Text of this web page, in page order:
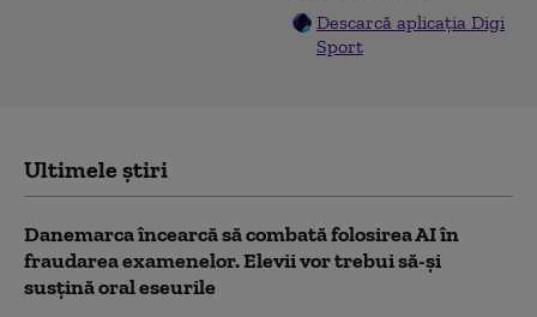
Descarcă aplicația Digi
Sport
Ultimele știri
Danemarca încearcă să combată folosirea AI în
fraudarea examenelor. Elevii vor trebui să-şi
susţină oral eseurile